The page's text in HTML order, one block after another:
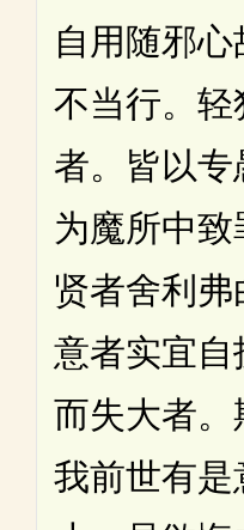
自用随邪
不当行。轻
者。皆以专
为魔所中
贤者舍利
意者实宜自
而失大者。
我前世有是